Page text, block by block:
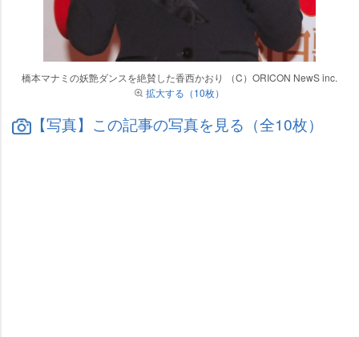
橋本マナミの妖艶ダンスを絶賛した香西かおり （C）ORICON NewS inc.
拡大する（10枚）
【写真】この記事の写真を見る（全10枚）